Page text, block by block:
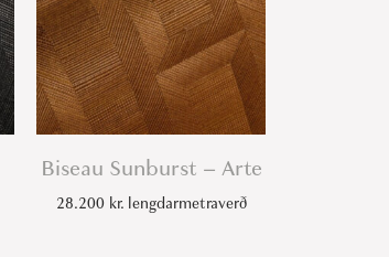
Biseau Sunburst – Arte
28.200 kr.lengdarmetraverð